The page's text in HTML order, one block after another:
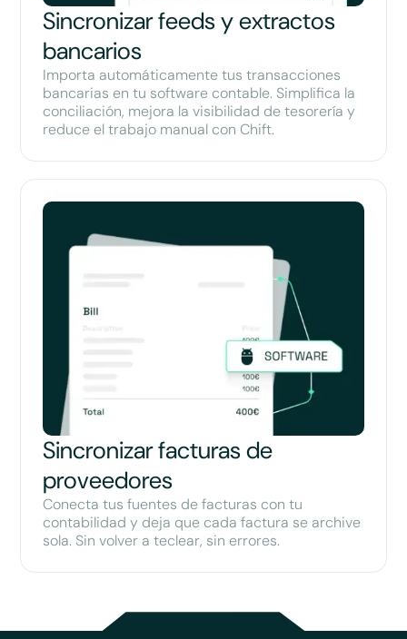
Sincronizar feeds y extractos
bancarios
Importa automáticamente tus transacciones
bancarias en tu software contable. Simplifica la
conciliación, mejora la visibilidad de tesorería y
reduce el trabajo manual con Chift.
Sincronizar facturas de
proveedores
Conecta tus fuentes de facturas con tu
contabilidad y deja que cada factura se archive
sola. Sin volver a teclear, sin errores.